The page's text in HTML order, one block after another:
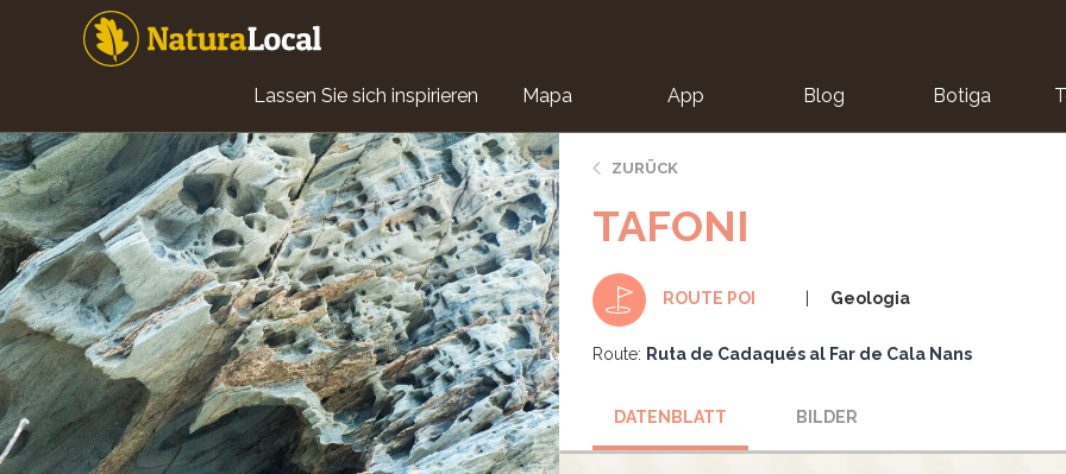
Main
navigation
Lassen Sie sich inspirieren Mapa App Blog Botiga
ZURÜCK
TAFONI
ROUTE POI Geologia
Route: Ruta de Cadaqués al Far de Cala Nans
DATENBLATT BILDER